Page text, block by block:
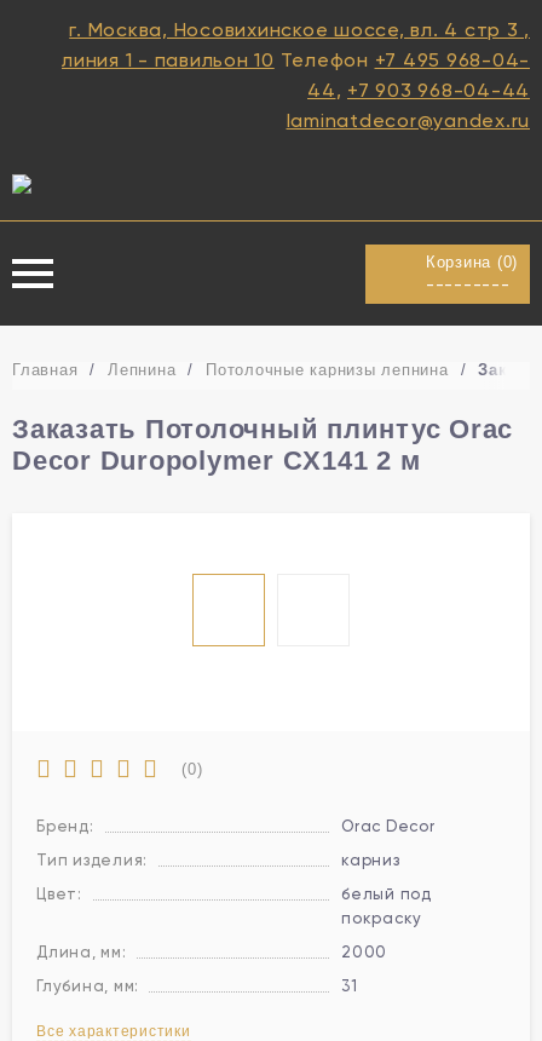
г. Москва, Носовихинское шоссе, вл. 4 стр 3 ,
линия 1 - павильон 10 Телефон +7 495 968-04-
44, +7 903 968-04-44
laminatdecor@yandex.ru
Корзина (0)
---------
Главная / Лепнина / Потолочные карнизы лепнина /
Заказать Потолочный плинтус Orac
Decor Duropolymer CX141 2 м
(0)
Бренд:
Orac Decor
Тип изделия:
карниз
Цвет:
белый под
покраску
Длина, мм:
2000
Глубина, мм:
31
Все характеристики